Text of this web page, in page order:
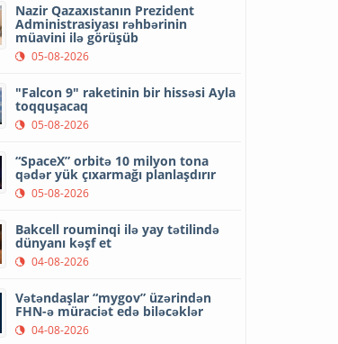
Nazir Qazaxıstanın Prezident
Administrasiyası rəhbərinin
müavini ilə görüşüb
05-08-2026
"Falcon 9" raketinin bir hissəsi Ayla
toqquşacaq
05-08-2026
“SpaceX” orbitə 10 milyon tona
qədər yük çıxarmağı planlaşdırır
05-08-2026
Bakcell rouminqi ilə yay tətilində
dünyanı kəşf et
04-08-2026
Vətəndaşlar “mygov” üzərindən
FHN-ə müraciət edə biləcəklər
04-08-2026